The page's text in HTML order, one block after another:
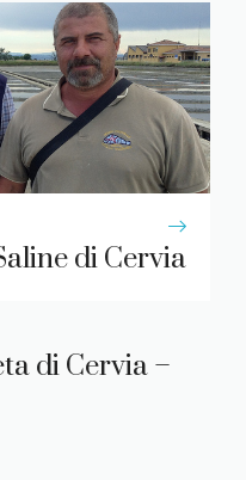
di Cervia
di Cervia –